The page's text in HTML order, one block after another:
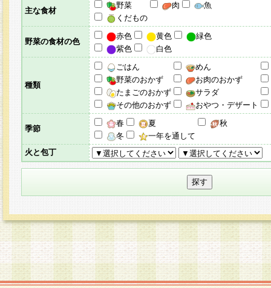
主な食材
野菜 肉
魚
くだもの
野菜の食材の色
赤色 黄色
緑色
紫色
白色
種類
ごはん
めん
野菜のおかず
お肉のおかず
たまごのおかず
サラダ
その他のおかず
おやつ・デザート
季節
春 夏
秋
冬
一年を通して
火と包丁